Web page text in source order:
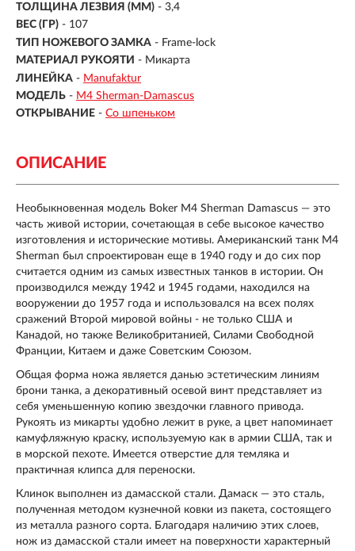
ТОЛЩИНА ЛЕЗВИЯ (ММ) - 3,4
ВЕС (ГР) - 107
ТИП НОЖЕВОГО ЗАМКА - Frame-lock
МАТЕРИАЛ РУКОЯТИ - Микарта
ЛИНЕЙКА - Manufaktur
МОДЕЛЬ - M4 Sherman-Damascus
ОТКРЫВАНИЕ - Со шпеньком
ОПИСАНИЕ
Необыкновенная модель Boker M4 Sherman Damascus — это
часть живой истории, сочетающая в себе высокое качество
изготовления и исторические мотивы. Американский танк M4
Sherman был спроектирован еще в 1940 году и до сих пор
считается одним из самых известных танков в истории. Он
производился между 1942 и 1945 годами, находился на
вооружении до 1957 года и использовался на всех полях
сражений Второй мировой войны - не только США и
Канадой, но также Великобританией, Силами Свободной
Франции, Китаем и даже Советским Союзом.
Общая форма ножа является данью эстетическим линиям
брони танка, а декоративный осевой винт представляет из
себя уменьшенную копию звездочки главного привода.
Рукоять из микарты удобно лежит в руке, а цвет напоминает
камуфляжную краску, используемую как в армии США, так и
в морской пехоте. Имеется отверстие для темляка и
практичная клипса для переноски.
Клинок выполнен из дамасской стали. Дамаск — это сталь,
полученная методом кузнечной ковки из пакета, состоящего
из металла разного сорта. Благодаря наличию этих слоев,
нож из дамасской стали имеет на поверхности характерный